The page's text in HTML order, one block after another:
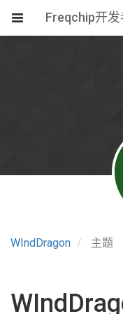
Freqchip开发
WIndDragon 主题